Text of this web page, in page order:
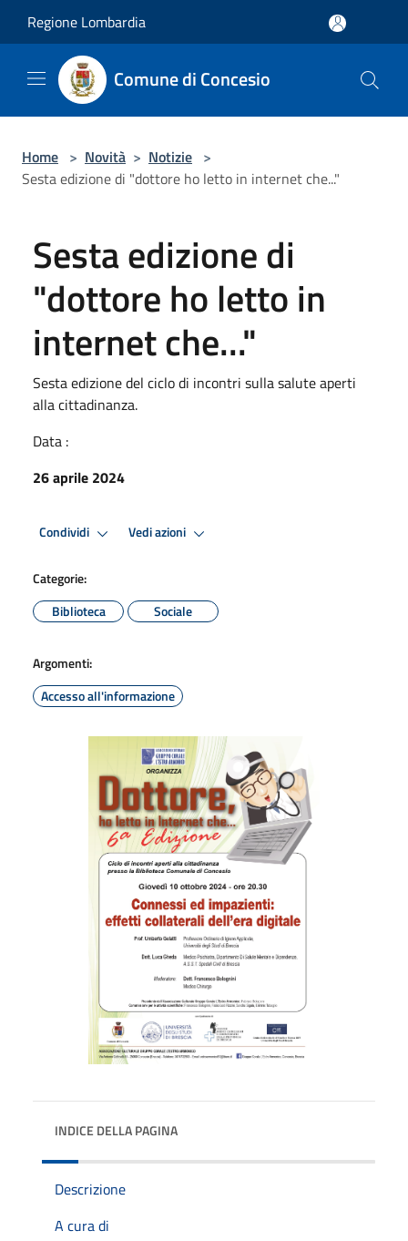
Regione Lombardia
Comune di Concesio
Home > Novità > Notizie >
Sesta edizione di "dottore ho letto in internet che..."
Sesta edizione di
"dottore ho letto in
internet che..."
Sesta edizione del ciclo di incontri sulla salute aperti
alla cittadinanza.
Data :
26 aprile 2024
Condividi Vedi azioni
Categorie:
Biblioteca
Sociale
Argomenti:
Accesso all'informazione
INDICE DELLA PAGINA
Descrizione
A cura di